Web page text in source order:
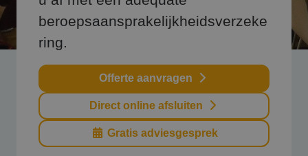
beroepsaansprakelijkheidsverzeke
ring.
Offerte aanvragen
Direct online afsluiten
Gratis adviesgesprek